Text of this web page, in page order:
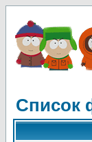
Список